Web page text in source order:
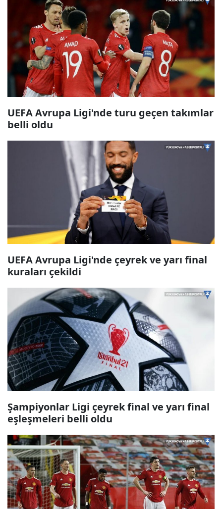
UEFA Avrupa Ligi'nde turu geçen takımlar
belli oldu
UEFA Avrupa Ligi'nde çeyrek ve yarı final
kuraları çekildi
Şampiyonlar Ligi çeyrek final ve yarı final
eşleşmeleri belli oldu